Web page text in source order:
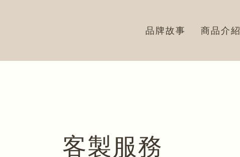
品牌故事 商品介紹
客製服務